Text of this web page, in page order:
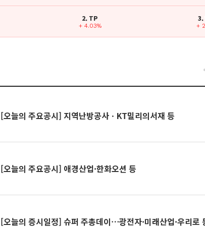
2. TP
+ 4.03%
3.
+
[오늘의 주요공시] 지역난방공사ㆍKT밀리의서재 등
[오늘의 주요공시] 애경산업·한화오션 등
[오늘의 증시일정] 슈퍼 주총데이⋯광전자·미래산업·우리로